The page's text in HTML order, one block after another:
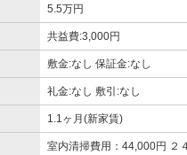
5.5万円
共益費:3,000円
敷金:なし 保証金:なし
礼金:なし 敷引:なし
1.1ヶ月(新家賃)
室内清掃費用：44,000円 ２